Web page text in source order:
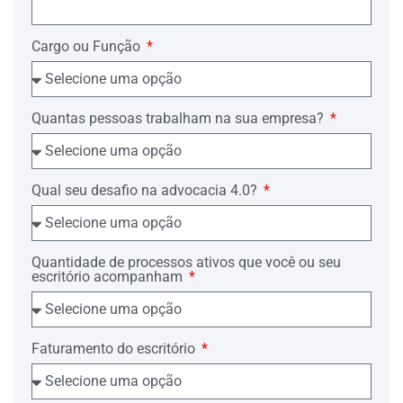
E que não se diga que mero instrumento
particular, sem registro em cartório, não
admite a adjudicação compulsória do
imóvel.
É ancestral a jurisprudência que admite
adjudicação compulsória por promessa
de compra e venda feita em instrumento
particular, vejamos:
propiciar a adjudicação compulsória,
mesmo se consubstanciada em
instrumento particular, como pacífico na
jurisprudência do Supremo Tribunal"
(Resp nº 30/DF, Rel. Ministro Eduardo
Ribeiro, Terceira Turma, julgado em
15.08.1989, DJ 18.09.1989).
E mais:
CIVIL. ADJUDICAÇÃO
COMPULSÓRIA. PROMESSA DE
COMPRA E VENDA DE IMÓVEL
NÃO REGISTRADA. Mesmo que não
Cargo ou Função
Quantas pessoas trabalham na sua empresa?
Qual seu desafio na advocacia 4.0?
Quantidade de processos ativos que você ou seu
escritório acompanham
Faturamento do escritório